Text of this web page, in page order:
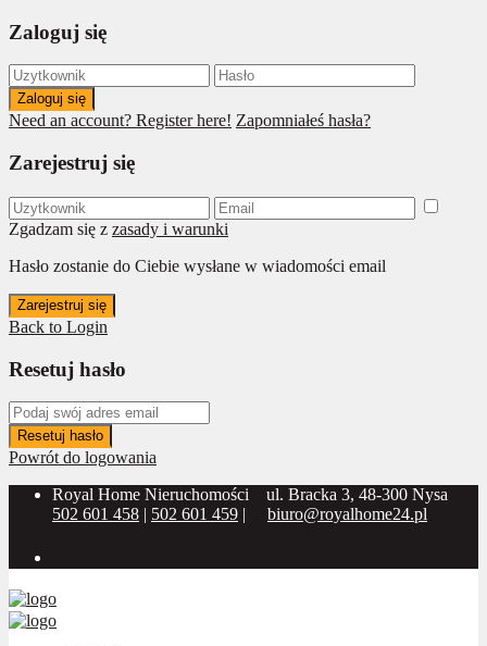
Zaloguj się
Zaloguj się
Need an account? Register here! Zapomniałeś hasła?
Zarejestruj się
Zgadzam się z zasady i warunki
Hasło zostanie do Ciebie wysłane w wiadomości email
Zarejestruj się
Back to Login
Resetuj hasło
Resetuj hasło
Powrót do logowania
Royal Home Nieruchomości
ul. Bracka 3, 48-300 Nysa
502 601 458 | 502 601 459 | biuro@royalhome24.pl